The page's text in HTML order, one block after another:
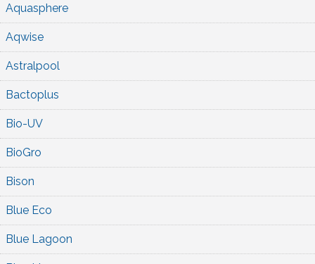
Aquasphere
Aqwise
Astralpool
Bactoplus
Bio-UV
BioGro
Bison
Blue Eco
Blue Lagoon